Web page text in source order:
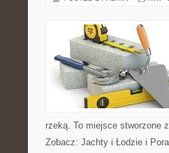
rzeką. To miejsce stworzone
Zobacz: Jachty i Łodzie i